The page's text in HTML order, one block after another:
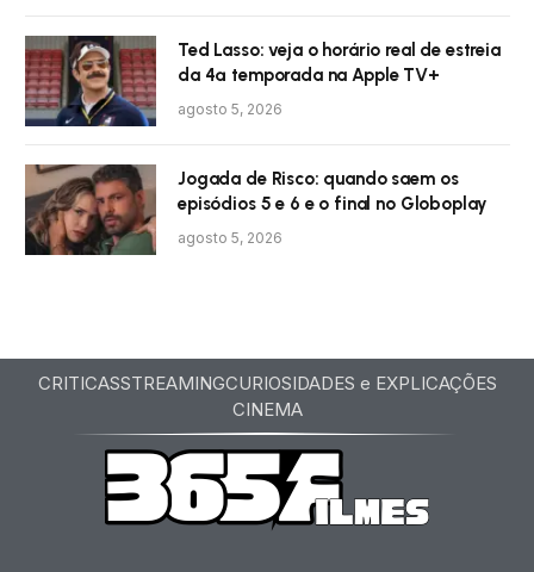
Ted Lasso: veja o horário real de estreia
da 4ª temporada na Apple TV+
agosto 5, 2026
Jogada de Risco: quando saem os
episódios 5 e 6 e o final no Globoplay
agosto 5, 2026
CRITICASSTREAMINGCURIOSIDADES e EXPLICAÇÕES
CINEMA